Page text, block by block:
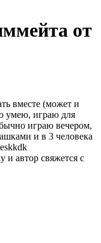
от
вместе (может и
умею, играю для
играю вечером,
и в 3 человека
и автор свяжется с